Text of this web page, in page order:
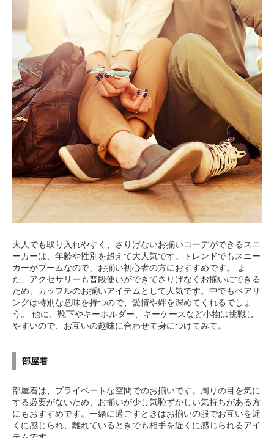
大人でも取り入れやすく、さりげないお揃いコーデができるスニ
ーカーは、年齢や性別を超えて大人気です。トレンドでもスニー
カーがブームなので、お揃い初心者の方におすすめです。 ま
た、アクセサリーも普段使いができてさりげなくお揃いにできる
ため、カップルのお揃いアイテムとして人気です。中でもペアリ
ングは特別な意味を持つので、愛情や絆を深めてくれるでしょ
う。 他に、靴下やキーホルダー、キーケースなど小物は挑戦し
やすいので、お互いの趣味に合わせて身につけてみて。
部屋着
部屋着は、プライベートな空間でのお揃いです。周りの目を気に
する必要がないため、お揃いが少し気恥ずかしい気持ちがある方
にもおすすめです。一緒に過ごすときはお揃いの服でお互いを近
くに感じられ、離れているときでも相手を近くに感じられるアイ